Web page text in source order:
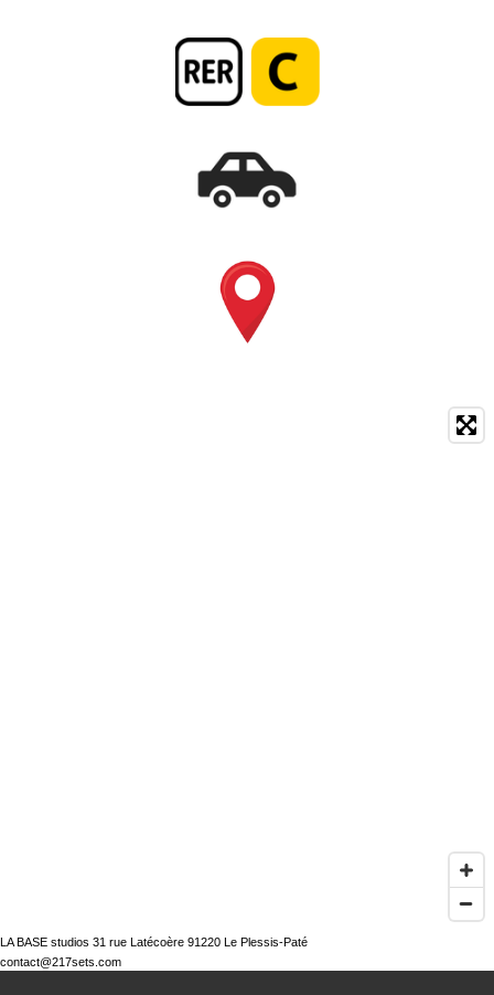
LA BASE studios 31 rue Latécoère 91220 Le Plessis-Paté
contact@217sets.com